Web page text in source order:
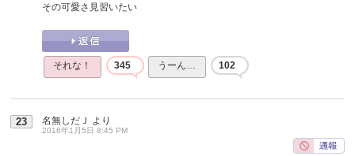
その可愛さ見習いたい
それな！ 345 うーん… 102
23 名無しだＪ より
2016年1月5日 8:45 PM